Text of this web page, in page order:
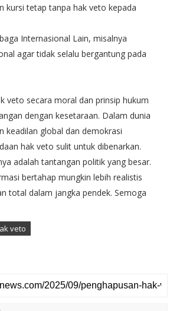
kursi tetap tanpa hak veto kepada
Internasional Lain, misalnya
agar tidak selalu bergantung pada
veto secara moral dan prinsip hukum
dengan kesetaraan. Dalam dunia
keadilan global dan demokrasi
hak veto sulit untuk dibenarkan.
adalah tantangan politik yang besar.
bertahap mungkin lebih realistis
total dalam jangka pendek. Semoga
veto